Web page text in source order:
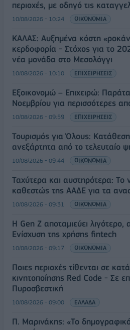
περιοχές, με οδηγό τις
10/08/2026 - 10:24 ΟΙΚΟΝΟΜΙΑ
ΚΑΛΑΣ: Αυξημένα κόστη
κερδοφορία - Στόχος για το
νέα μονάδα στο Μεσολόγγι
10/08/2026 - 10:10 ΕΠΙΧΕΙΡΗΣΕΙΣ
Εξοικονομώ – Επιχειρώ:
Νοεμβρίου για περισσότερες
10/08/2026 - 09:59 ΕΠΙΧΕΙΡΗΣΕΙΣ
Τουρισμός για Όλους:
ανεξάρτητα από το τελευταίο
10/08/2026 - 09:44 ΟΙΚΟΝΟΜΙΑ
Ταχύτερα και αυστηρότερα: Το
καθεστώς της ΑΑΔΕ για τα
10/08/2026 - 09:31 ΟΙΚΟΝΟΜΙΑ
Η Gen Z αποταμιεύει λιγότερο,
Ενίσχυση της χρήσης fintech
10/08/2026 - 09:17 ΟΙΚΟΝΟΜΙΑ
Ποιες περιοχές τίθενται σε
κινητοποίησης Red Code - Σε
Πυροσβεστική
10/08/2026 - 09:00 ΕΛΛΑΔΑ
Π. Μαρινάκης: «Το